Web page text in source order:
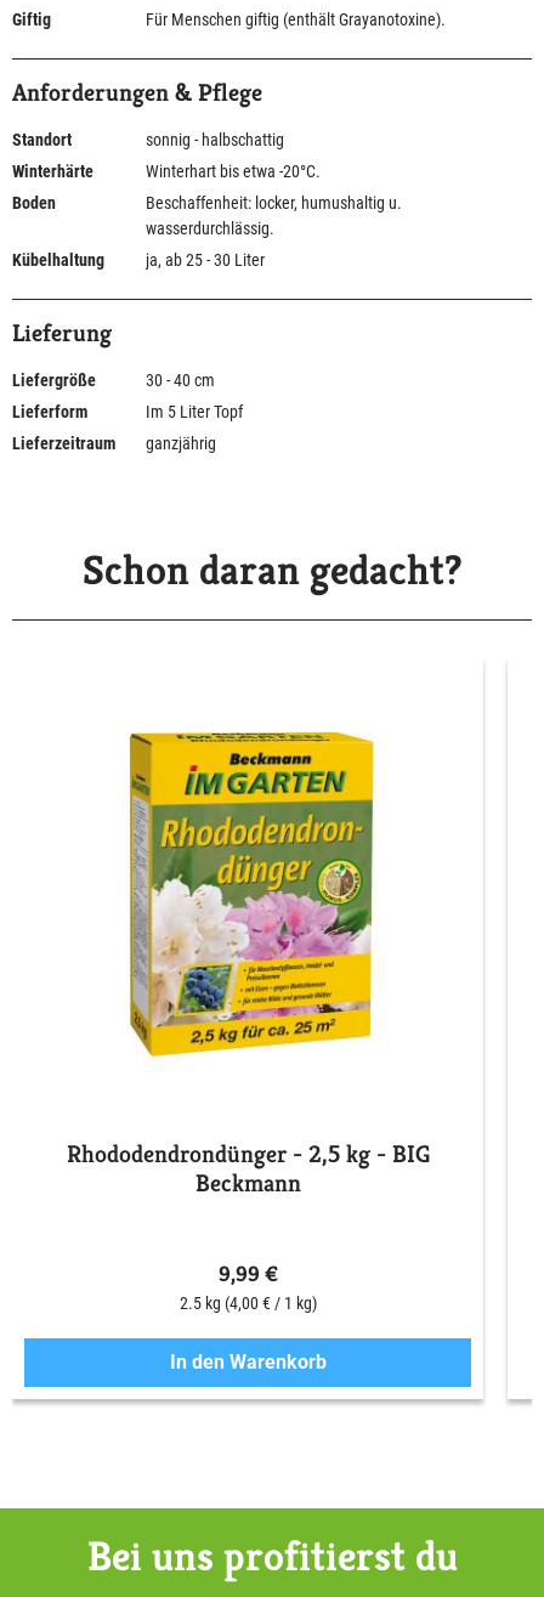
Giftig
Für Menschen giftig (enthält Grayanotoxine).
Anforderungen & Pflege
Standort
sonnig - halbschattig
Winterhärte
Winterhart bis etwa -20°C.
Boden
Beschaffenheit: locker, humushaltig u.
wasserdurchlässig.
Kübelhaltung
ja, ab 25 - 30 Liter
Lieferung
Liefergröße
30 - 40 cm
Lieferform
Im 5 Liter Topf
Lieferzeitraum
ganzjährig
Schon daran gedacht?
Rhododendrondünger - 2,5 kg - BIG
Beckmann
9,99 €
2.5 kg (4,00 € / 1 kg)
In den Warenkorb
Bei uns profitierst du